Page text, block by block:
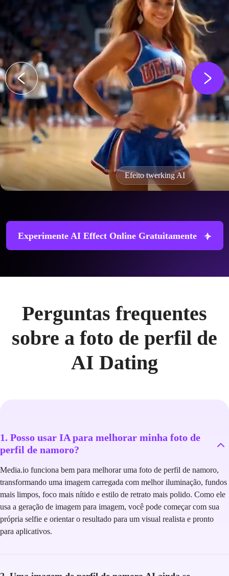
Efeito twerking AI
Experimente AI Effect Online Gratuitamente
Perguntas frequentes
sobre a foto de perfil de
AI Dating
1. Posso usar IA para melhorar minha foto de
perfil de namoro?
Media.io funciona bem para melhorar uma foto de perfil de namoro,
transformando uma imagem carregada com melhor iluminação, fundos
mais limpos, foco mais nítido e estilo de retrato mais polido. Como ele
usa a geração de imagem para imagem, você pode começar com sua
própria selfie e orientar o resultado para um visual realista e pronto
para aplicativos.